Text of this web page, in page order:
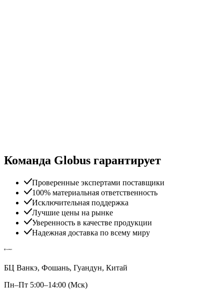
Команда Globus гарантирует
Проверенные экспертами поставщики
100% материальная ответственность
Исключительная поддержка
Лучшие цены на рынке
Уверенность в качестве продукции
Надежная доставка по всему миру
БЦ Ванкэ, Фошань, Гуандун, Китай
Пн–Пт 5:00–14:00 (Мск)